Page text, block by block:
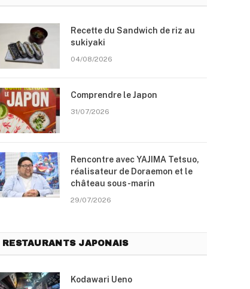
Recette du Sandwich de riz au
sukiyaki
04/08/2026
Comprendre le Japon
31/07/2026
Rencontre avec YAJIMA Tetsuo,
réalisateur de Doraemon et le
château sous-marin
29/07/2026
RESTAURANTS JAPONAIS
Kodawari Ueno